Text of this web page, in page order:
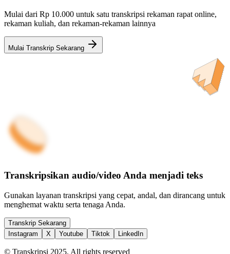
Mulai dari Rp 10.000 untuk satu transkripsi rekaman rapat online,
rekaman kuliah, dan rekaman-rekaman lainnya
Mulai Transkrip Sekarang
Transkripsikan audio/video Anda menjadi teks
Gunakan layanan transkripsi yang cepat, andal, dan dirancang untuk
menghemat waktu serta tenaga Anda.
Transkrip Sekarang
Instagram
X Youtube Tiktok LinkedIn
© Transkripsi 2025. All rights reserved